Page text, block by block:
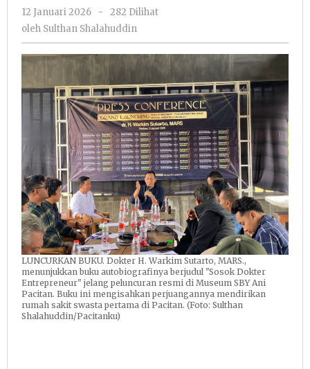
Program
Pacitanku
Sehat
12 Januari 2026
oleh
Sulthan
-
282 Dilihat
oleh Sulthan Shalahuddin
LUNCURKAN BUKU. Dokter H. Warkim Sutarto, MARS.,
menunjukkan buku autobiografinya berjudul "Sosok Dokter
Entrepreneur" jelang peluncuran resmi di Museum SBY Ani
Pacitan. Buku ini mengisahkan perjuangannya mendirikan
rumah sakit swasta pertama di Pacitan. (Foto: Sulthan
Shalahuddin/Pacitanku)